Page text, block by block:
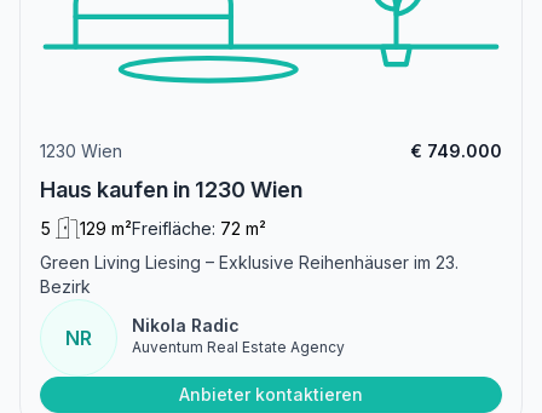
1230 Wien € 749.000
Haus kaufen in 1230 Wien
5 129 m²Freifläche: 72 m²
Green Living Liesing – Exklusive Reihenhäuser im 23.
Bezirk
NR
Nikola Radic
Auventum Real Estate Agency
Anbieter kontaktieren